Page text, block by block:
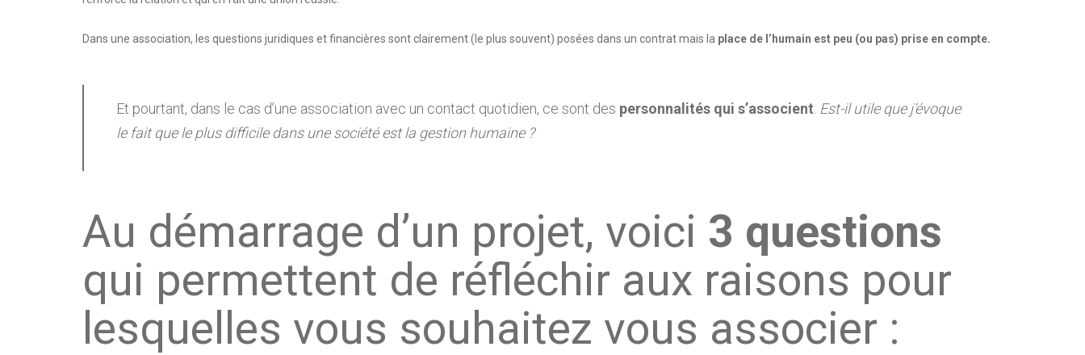
Dans une association, les questions juridiques et financières sont clairement (le plus souvent) posées dans un contrat mais la place de l’humain est peu (ou pas) prise en compte.
Et pourtant, dans le cas d’une association avec un contact quotidien, ce sont des personnalités qui s’associent Est-il utile que j’évoque
le fait que le plus difficile dans une société est la gestion humaine ?
Au démarrage d’un projet, voici 3 questions
qui permettent de réfléchir aux raisons pour
lesquelles vous souhaitez vous associer :